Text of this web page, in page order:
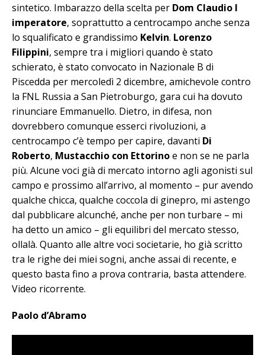
sintetico. Imbarazzo della scelta per Dom Claudio I
imperatore, soprattutto a centrocampo anche senza
lo squalificato e grandissimo Kelvin. Lorenzo
Filippini, sempre tra i migliori quando è stato
schierato, è stato convocato in Nazionale B di
Piscedda per mercoledì 2 dicembre, amichevole contro
la FNL Russia a San Pietroburgo, gara cui ha dovuto
rinunciare Emmanuello. Dietro, in difesa, non
dovrebbero comunque esserci rivoluzioni, a
centrocampo c’è tempo per capire, davanti Di
Roberto, Mustacchio con Ettorinoe non se ne parla
più. Alcune voci già di mercato intorno agli agonisti sul
campo e prossimo all’arrivo, al momento – pur avendo
qualche chicca, qualche coccola di ginepro, mi astengo
dal pubblicare alcunché, anche per non turbare – mi
ha detto un amico – gli equilibri del mercato stesso,
ollalà. Quanto alle altre voci societarie, ho già scritto
tra le righe dei miei sogni, anche assai di recente, e
questo basta fino a prova contraria, basta attendere.
Video ricorrente.
Paolo d’Abramo